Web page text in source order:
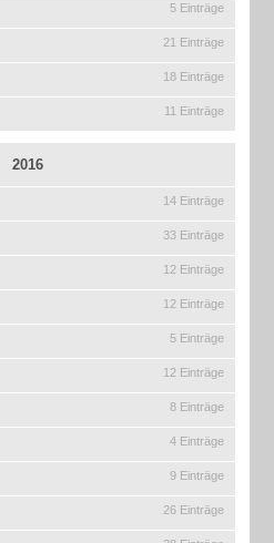
5 Einträge
21 Einträge
18 Einträge
11 Einträge
2016
14 Einträge
33 Einträge
12 Einträge
12 Einträge
5 Einträge
12 Einträge
8 Einträge
4 Einträge
9 Einträge
26 Einträge